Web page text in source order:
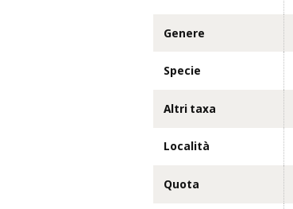
Genere
Specie
Altri taxa
Località
Quota